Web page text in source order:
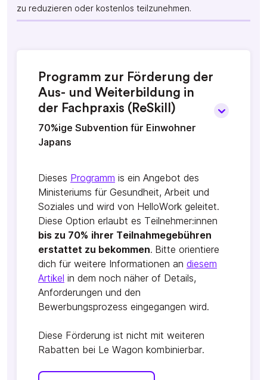
zu reduzieren oder kostenlos teilzunehmen.
Programm zur Förderung der
Aus- und Weiterbildung in
der Fachpraxis (ReSkill)
70%ige Subvention für Einwohner
Japans
Dieses Programm is ein Angebot des
Ministeriums für Gesundheit, Arbeit und
Soziales und wird von HelloWork geleitet.
Diese Option erlaubt es Teilnehmer:innen
bis zu 70% ihrer Teilnahmegebühren
erstattet zu bekommen. Bitte orientiere
dich für weitere Informationen an diesem
Artikel in dem noch näher of Details,
Anforderungen und den
Bewerbungsprozess eingegangen wird.
Diese Förderung ist nicht mit weiteren
Rabatten bei Le Wagon kombinierbar.